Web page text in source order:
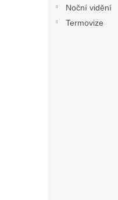
Noční vidění
Termovize